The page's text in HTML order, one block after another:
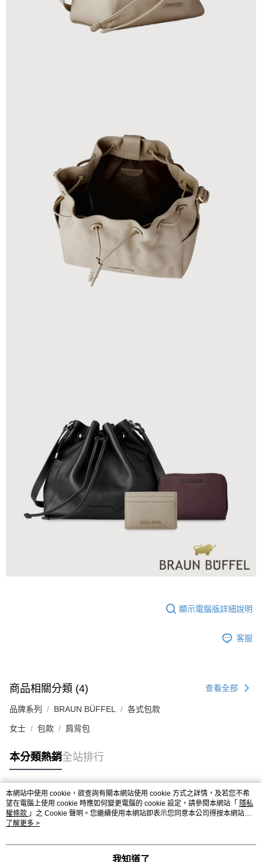
顯示電腦版詳細說明
客服
商品相關分類 (4) 查看全部
品牌系列 BRAUN BÜFFEL 各式包款
女士 包款 肩背包
本分類熱銷全站排行
熱門標籤
本網站中使用 cookie，欲查詢有關本網站使用 cookie 方式之詳情，及若您不希
望在電腦上使用 cookie 時應如何變更電腦的 cookie 設定，請參閱本網站「 隱私
權條款 」之 Cookie 聲明。您繼續使用本網站即表示您同意本公司得按本網站使
用條款之 Cookie 聲明使用 cookie。
了解更多 >
我知道了